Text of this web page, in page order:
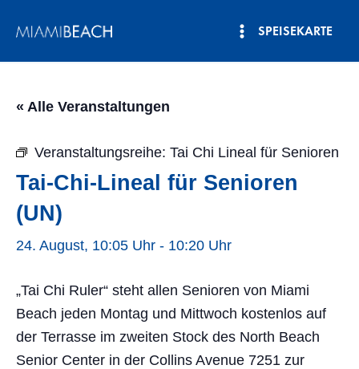
Inhalt
SPEISEKARTE
« Alle Veranstaltungen
Veranstaltungsreihe: Tai Chi Lineal für Senioren
Tai-Chi-Lineal für Senioren
(UN)
24. August, 10:05 Uhr - 10:20 Uhr
„Tai Chi Ruler“ steht allen Senioren von Miami
Beach jeden Montag und Mittwoch kostenlos auf
der Terrasse im zweiten Stock des North Beach
Senior Center in der Collins Avenue 7251 zur